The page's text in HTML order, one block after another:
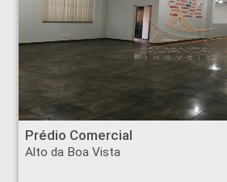
Prédio Comercial - Alto da Boa Vista - Ribeirão Preto
Prédio Comercial
Alto da Boa Vista